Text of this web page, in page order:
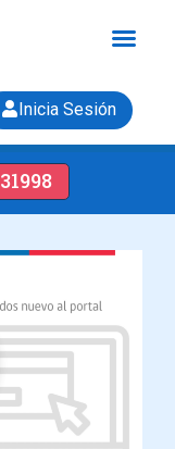
Inicia Sesión